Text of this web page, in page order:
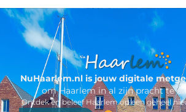
NuHaarlem.nl is jouw digitale
om Haarlem in al zijn pracht te
Ontdek en beleef Haarlem op een geheel